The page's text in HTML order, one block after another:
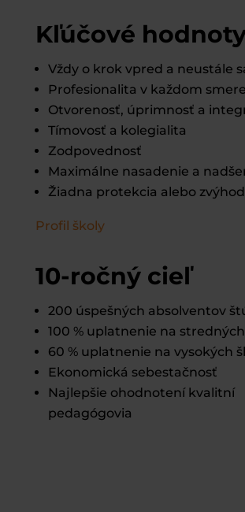
Kľúčové
Vždy o krok vpred a neustále
Profesionalita v každom smere
Otvorenosť, úprimnosť a
Tímovosť a kolegialita
Zodpovednosť
Maximálne nasadenie a
Žiadna protekcia alebo
Profil školy
10-ročný cieľ
200 úspešných absolventov
100 % uplatnenie na
60 % uplatnenie na vysokých
Ekonomická sebestačnosť
Najlepšie ohodnotení kvalitní
pedagógovia